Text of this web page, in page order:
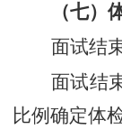
（七）
面试结
面试结
比例确定体